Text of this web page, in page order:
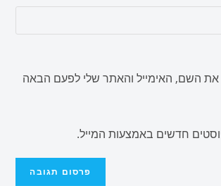
את השם, האימייל והאתר שלי לפעם הבאה
חדשים באמצעות המייל.